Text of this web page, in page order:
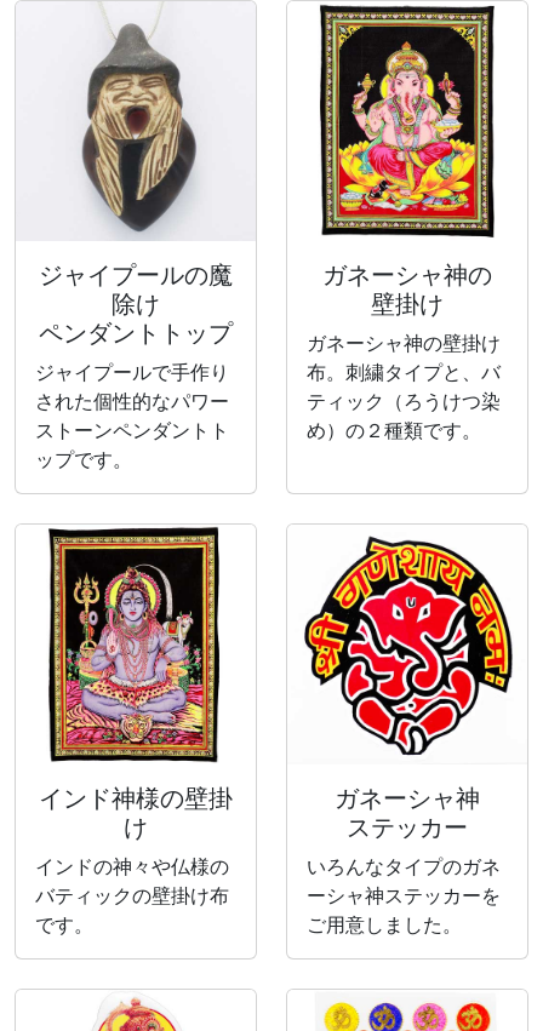
ジャイプールの魔
除け
ペンダントトップ
ジャイプールで手作り
された個性的なパワー
ストーンペンダントト
ップです。
ガネーシャ神の
壁掛け
ガネーシャ神の壁掛け
布。刺繍タイプと、バ
ティック（ろうけつ染
め）の２種類です。
インド神様の壁掛
け
インドの神々や仏様の
バティックの壁掛け布
です。
ガネーシャ神
ステッカー
いろんなタイプのガネ
ーシャ神ステッカーを
ご用意しました。